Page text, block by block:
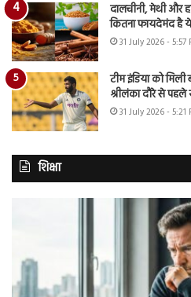
दालचीनी, मेथी और
कितना फायदेमंद है
31 July 2026 - 5:57
टीम इंडिया को
श्रीलंका दौरे से पहले
31 July 2026 - 5:21
शिक्षा